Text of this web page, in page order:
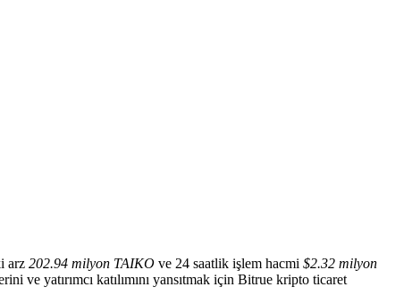
arz 202.94 milyon TAIKO ve 24 saatlik işlem hacmi $2.32 milyon
ve yatırımcı katılımını yansıtmak için Bitrue kripto ticaret